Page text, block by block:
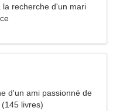
la recherche d'un mari
d'un ami passionné de
livres)